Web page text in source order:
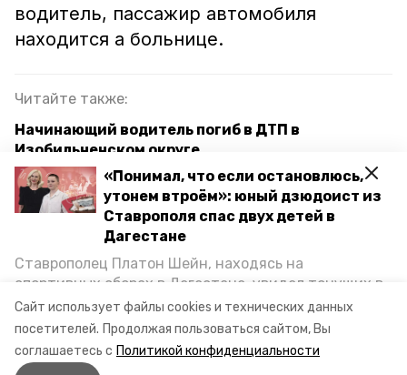
Сайт использует файлы cookies и технических данных
посетителей. Продолжая пользоваться сайтом, Вы
соглашаетесь с Политикой конфиденциальности
«Понимал, что если остановлюсь,
утонем втроём»: юный дзюдоист из
Ставрополя спас двух детей в
Дагестане
Ставрополец Платон Шейн, находясь на
спортивных сборах в Дегестане, увидел тонущих в
Каспийском море детей и бросился на помощь. По
возвращении домой, отважного мальчика
пригласили в министерство образования края и
наградили. Корреспондент «Победы26» пообщался
водитель, пассажир автомобиля
находится а больнице.
Читайте также:
Начинающий водитель погиб в ДТП в
Изобильненском округе
Водитель иномарки погиб в ночной аварии на
Ставрополье
Водитель иномарки устроил ДТП на трассе
Ставрополья и скрылся с места аварии
ставропольский край угибдд
Авторы: Алина Журавлёва